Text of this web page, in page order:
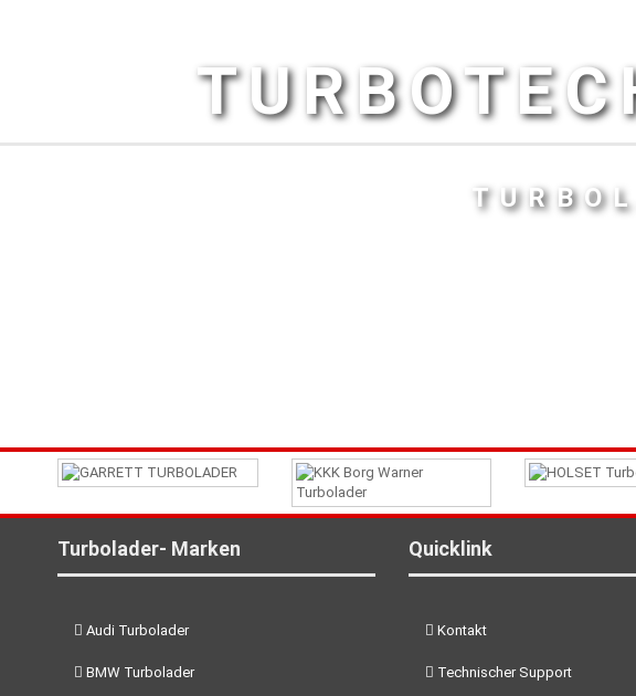
Turbolader- Marken
Audi Turbolader
BMW Turbolader
Quicklink
Kontakt
Technischer Support